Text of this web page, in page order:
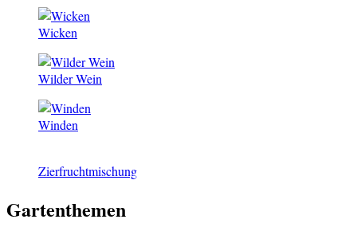
Wicken
Wilder Wein
Winden
Zierfruchtmischung
Gartenthemen